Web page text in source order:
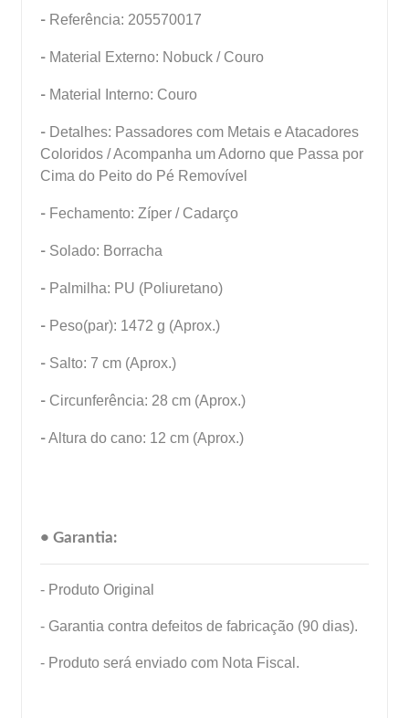
- Referência: 205570017
- Material Externo: Nobuck / Couro
- Material Interno: Couro
- Detalhes: Passadores com Metais e Atacadores
Coloridos / Acompanha um Adorno que Passa por
Cima do Peito do Pé Removível
- Fechamento: Zíper / Cadarço
- Solado: Borracha
- Palmilha: PU (Poliuretano)
- Peso(par): 1472 g (Aprox.)
- Salto: 7 cm (Aprox.)
- Circunferência: 28 cm (Aprox.)
-Altura do cano: 12 cm (Aprox.)
• Garantia:
- Produto Original
- Garantia contra defeitos de fabricação (90 dias).
- Produto será enviado com Nota Fiscal.